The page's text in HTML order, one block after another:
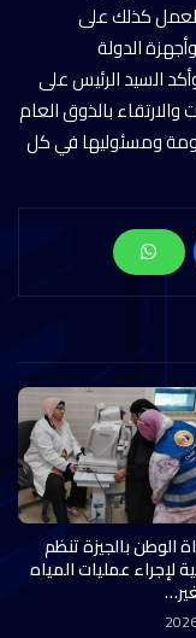
كذلك على
الدولة
السيد الرئيس على
بالذوق العام
ومسئوليها في كل
الوطن بالجيزة تنظم
لإجراء عمليات المياه